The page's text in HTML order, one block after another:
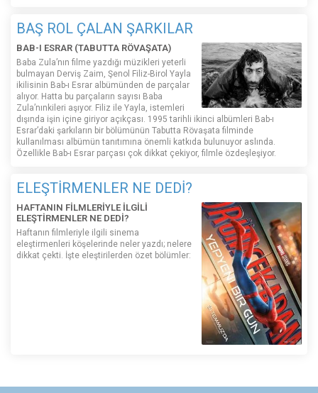
BAŞ ROL ÇALAN ŞARKILAR
BAB-I ESRAR (TABUTTA RÖVAŞATA)
Baba Zula’nın filme yazdığı müzikleri yeterli
bulmayan Derviş Zaim, Şenol Filiz-Birol Yayla
ikilisinin Bab-ı Esrar albümünden de parçalar
alıyor. Hatta bu parçaların sayısı Baba
Zula’nınkileri aşıyor. Filiz ile Yayla, istemleri
dışında işin içine giriyor açıkçası. 1995 tarihli ikinci albümleri Bab-ı
Esrar’daki şarkıların bir bölümünün Tabutta Rövaşata filminde
kullanılması albümün tanıtımına önemli katkıda bulunuyor aslında.
Özellikle Bab-ı Esrar parçası çok dikkat çekiyor, filmle özdeşleşiyor.
ELEŞTİRMENLER NE DEDİ?
HAFTANIN FİLMLERİYLE İLGİLİ
ELEŞTİRMENLER NE DEDİ?
Haftanın filmleriyle ilgili sinema
eleştirmenleri köşelerinde neler yazdı; nelere
dikkat çekti. İşte eleştirilerden özet bölümler: